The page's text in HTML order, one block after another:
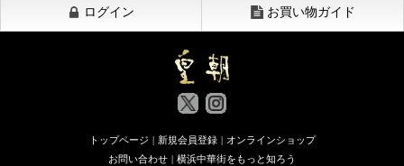
ログイン お買い物ガイド
トップページ | 新規会員登録 | オンラインショップ
お問い合わせ | 横浜中華街をもっと知ろう